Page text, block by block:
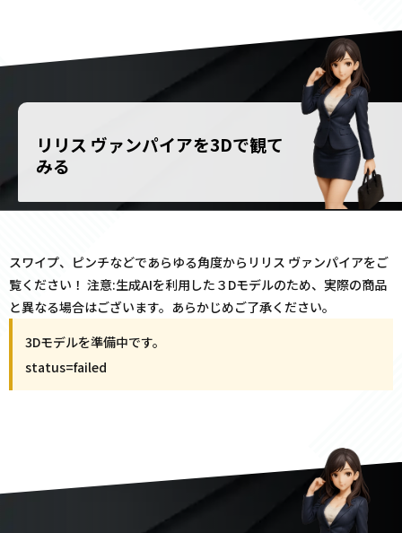
リリス ヴァンパイアを3Dで観て
みる
スワイプ、ピンチなどであらゆる角度からリリス ヴァンパイアをご
覧ください！ 注意:生成AIを利用した３Dモデルのため、実際の商品
と異なる場合はございます。あらかじめご了承ください。
3Dモデルを準備中です。
status=failed